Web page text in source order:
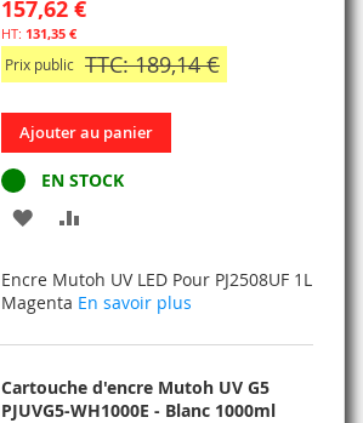
157,62 €
131,35 €
Prix public TTC: 189,14 €
Ajouter au panier
EN STOCK
AJOUTER
MA
LISTE
D’ENVIE
COMPARATEUR
Encre Mutoh UV LED Pour PJ2508UF 1L
Magenta En savoir plus
Cartouche d'encre Mutoh UV G5
PJUVG5-WH1000E - Blanc 1000ml